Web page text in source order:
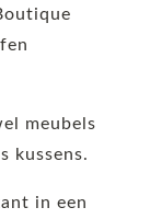
meubels
kussens.
in een